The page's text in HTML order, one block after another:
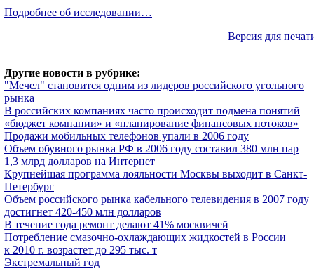
Подробнее об исследовании…
Версия для
Другие новости в рубрике:
"Мечел" становится одним из лидеров российского угольного
рынка
В российских компаниях часто происходит подмена понятий
«бюджет компании» и «планирование финансовых потоков»
Продажи мобильных телефонов упали в 2006 году
Объем обувного рынка РФ в 2006 году составил 380 млн пар
1,3 млрд долларов на Интернет
Крупнейшая программа лояльности Москвы выходит в Санкт-
Петербург
Объем российского рынка кабельного телевидения в 2007 году
достигнет 420-450 млн долларов
В течение года ремонт делают 41% москвичей
Потребление смазочно-охлаждающих жидкостей в России
к 2010 г. возрастет до 295 тыс. т
Экстремальный год